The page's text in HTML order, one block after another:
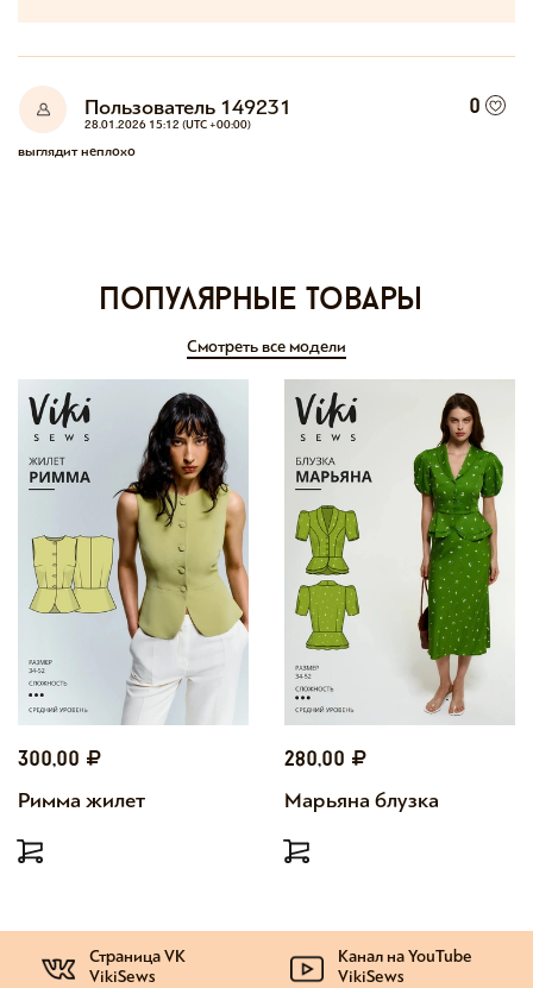
Пользователь 149231
28.01.2026 15:12 (UTC +00:00)
0
выглядит неплохо
Популярные товары
Смотреть все модели
300,00
Римма жилет
280,00
Марьяна блузка
Страница VK
VikiSews
Канал на YouTube
VikiSews